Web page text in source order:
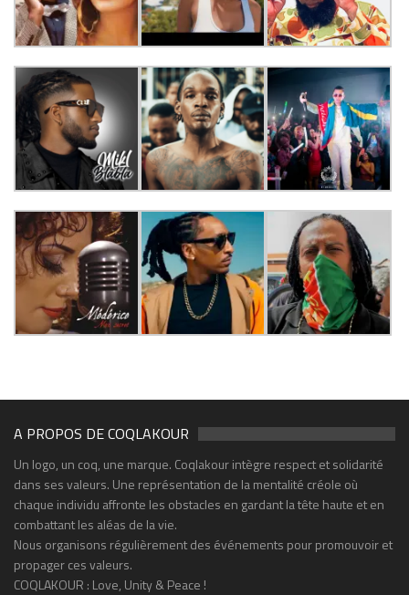
A PROPOS DE COQLAKOUR
Un logo, un coq, une marque. Coqlakour intègre respect et solidarité
dans ses valeurs. Une représentation de la mentalité créole où
chaque individu affronte les obstacles en gardant la tête haute et en
combattant les aléas de la vie.
Nous organisons régulièrement des événements pour promouvoir et
propager ces valeurs.
COQLAKOUR : Love, Unity & Peace !